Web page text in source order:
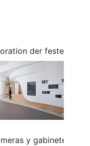
desder festen
y gabinetes de